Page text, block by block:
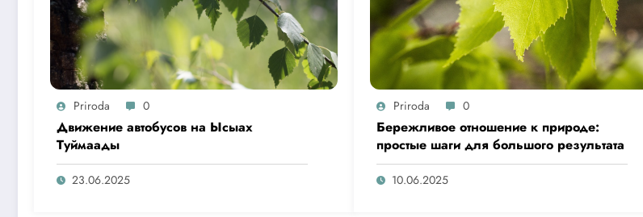
Priroda 0
Движение автобусов на Ысыах
Туймаады
23.06.2025
Priroda 0
Бережливое отношение к природе:
простые шаги для большого результата
10.06.2025